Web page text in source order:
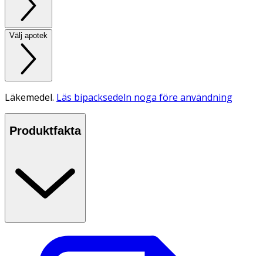
Välj apotek
Läkemedel. Läs bipacksedeln noga före användning
Produktfakta